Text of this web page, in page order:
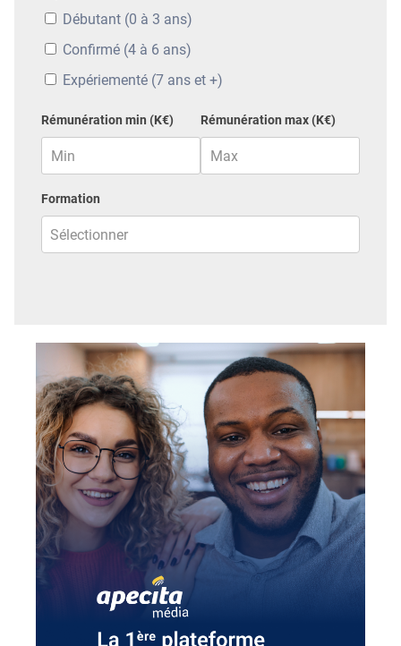
Débutant (0 à 3 ans)
Confirmé (4 à 6 ans)
Expériementé (7 ans et +)
Rémunération min (K€) Rémunération max (K€)
Formation